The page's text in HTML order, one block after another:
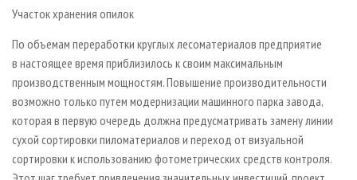
Участок хранения опилок
По объемам переработки круглых лесоматериалов предприятие
в настоящее время приблизилось к своим максимальным
производственным мощностям. Повышение производительности
возможно только путем модернизации машинного парка завода,
которая в первую очередь должна предусматривать замену линии
сухой сортировки пиломатериалов и переход от визуальной
сортировки к использованию фотометрических средств контроля.